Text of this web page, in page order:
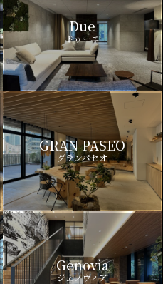
Due
ドゥーエ
GRAN PASEO
グランパセオ
Genovia
ジェノヴィア